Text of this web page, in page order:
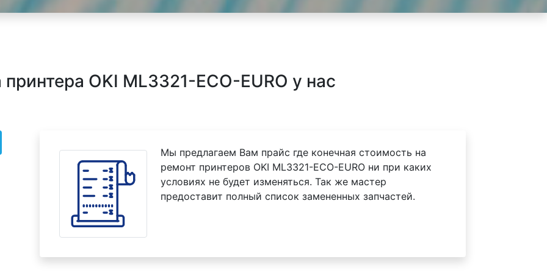
OKI ML3321-ECO-EURO у нас
Мы предлагаем Вам прайс где конечная стоимость на
ремонт принтеров OKI ML3321-ECO-EURO ни при каких
условиях не будет изменяться. Так же мастер
предоставит полный список замененных запчастей.